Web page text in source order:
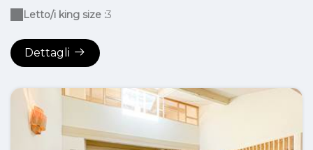
Dettagli
Letto/i king size :3